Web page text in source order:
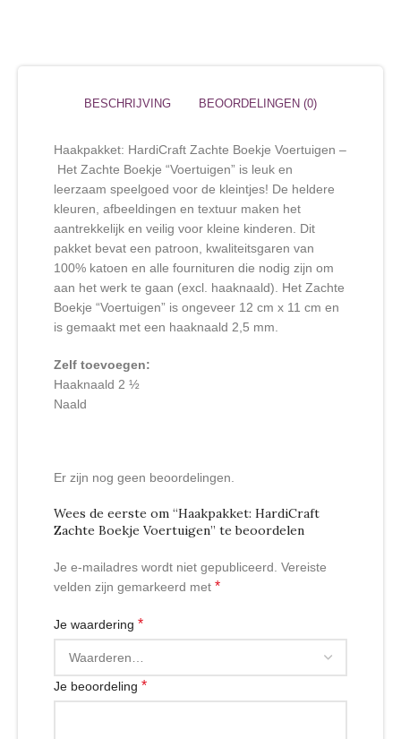
BESCHRIJVING BEOORDELINGEN (0)
Haakpakket: HardiCraft Zachte Boekje Voertuigen –
Het Zachte Boekje “Voertuigen” is leuk en
leerzaam speelgoed voor de kleintjes! De heldere
kleuren, afbeeldingen en textuur maken het
aantrekkelijk en veilig voor kleine kinderen. Dit
pakket bevat een patroon, kwaliteitsgaren van
100% katoen en alle fournituren die nodig zijn om
aan het werk te gaan (excl. haaknaald). Het Zachte
Boekje “Voertuigen” is ongeveer 12 cm x 11 cm en
is gemaakt met een haaknaald 2,5 mm.
Zelf toevoegen:
Haaknaald 2 ½
Naald
Er zijn nog geen beoordelingen.
Wees de eerste om “Haakpakket: HardiCraft
Zachte Boekje Voertuigen” te beoordelen
Je e-mailadres wordt niet gepubliceerd. Vereiste
velden zijn gemarkeerd met *
Je waardering *
Je beoordeling *